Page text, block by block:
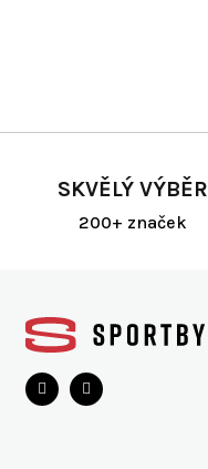
SKVĚLÝ VÝBĚR
200+ značek